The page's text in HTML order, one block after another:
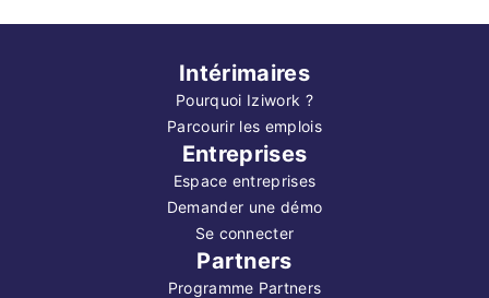
Intérimaires
Pourquoi Iziwork ?
Parcourir les emplois
Entreprises
Espace entreprises
Demander une démo
Se connecter
Partners
Programme Partners